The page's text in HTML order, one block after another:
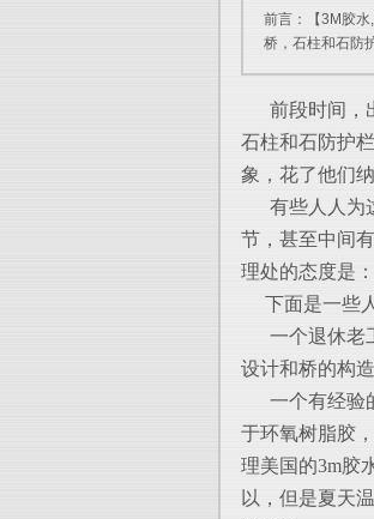
前言：【3M胶
桥，石柱和石防
前段时间，出
石柱和石防护
象，花了他们
有些人人为
节，甚至中间
理处的态度是
下面是一些
一个退休老
设计和桥的构
一个有经验
于环氧树脂胶
理美国的3m胶
以，但是夏天